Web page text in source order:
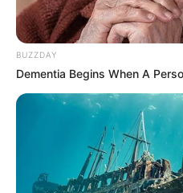
BUZZDAY
Dementia Begins When A